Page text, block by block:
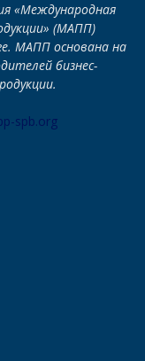
«Международная
(МАПП)
МАПП основана на
бизнес-
spb.org